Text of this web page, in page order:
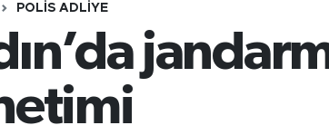
POLİS ADLİYE